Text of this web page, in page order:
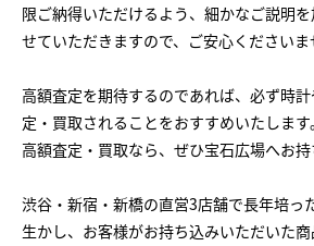
限ご納得いただけるよう、細かなご説明
せていただきますので、ご安心くださいま
高額査定を期待するのであれば、必ず時
定・買取されることをおすすめいたしま
高額査定・買取なら、ぜひ宝石広場へお持
渋谷・新宿・新橋の直営3店舗で長年培っ
生かし、お客様がお持ち込みいただいた